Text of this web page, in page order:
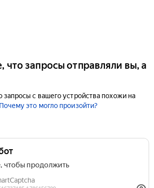
что запросы отправляли вы, а
запросы с вашего устройства похожи на
Почему это могло произойти?